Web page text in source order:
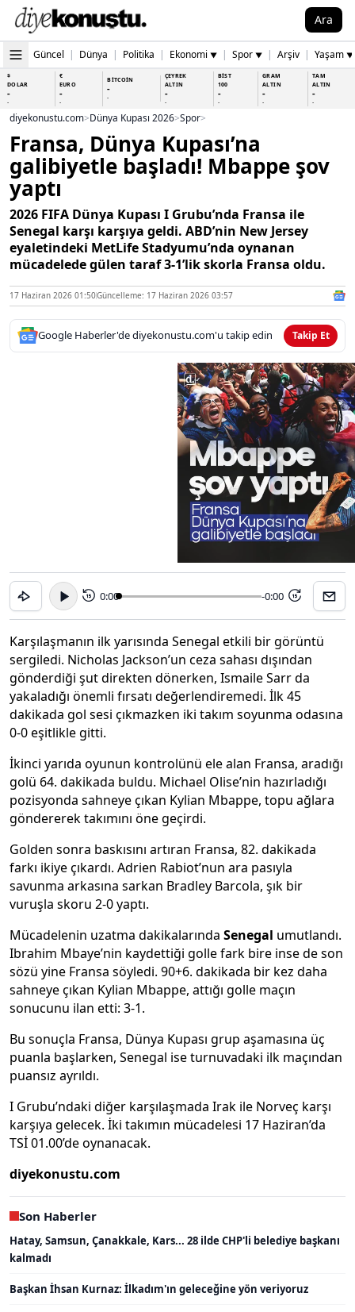
Ara
Güncel | Dünya | Politika | Ekonomi ▼ | Spor ▼ | Arşiv | Yaşam ▼
$
DOLAR
-
-
€
EURO
-
-
BİTCOİN
-
-
ÇEYREK
ALTIN
-
-
BİST
100
-
-
GRAM
ALTIN
-
-
TAM
ALTIN
-
-
diyekonustu.com>Dünya Kupası 2026>Spor>
Fransa, Dünya Kupası’na
galibiyetle başladı! Mbappe şov
yaptı
2026 FIFA Dünya Kupası I Grubu’nda Fransa ile
Senegal karşı karşıya geldi. ABD’nin New Jersey
eyaletindeki MetLife Stadyumu’nda oynanan
mücadelede gülen taraf 3-1’lik skorla Fransa oldu.
17 Haziran 2026 01:50Güncelleme: 17 Haziran 2026 03:57
Google Haberler'de diyekonustu.com'u takip edin Takip Et
15 0:00 -0:00 15
Karşılaşmanın ilk yarısında Senegal etkili bir görüntü
sergiledi. Nicholas Jackson’un ceza sahası dışından
gönderdiği şut direkten dönerken, Ismaile Sarr da
yakaladığı önemli fırsatı değerlendiremedi. İlk 45
dakikada gol sesi çıkmazken iki takım soyunma odasına
0-0 eşitlikle gitti.
İkinci yarıda oyunun kontrolünü ele alan Fransa, aradığı
golü 64. dakikada buldu. Michael Olise’nin hazırladığı
pozisyonda sahneye çıkan Kylian Mbappe, topu ağlara
göndererek takımını öne geçirdi.
Golden sonra baskısını artıran Fransa, 82. dakikada
farkı ikiye çıkardı. Adrien Rabiot’nun ara pasıyla
savunma arkasına sarkan Bradley Barcola, şık bir
vuruşla skoru 2-0 yaptı.
Mücadelenin uzatma dakikalarında Senegal umutlandı.
Ibrahim Mbaye’nin kaydettiği golle fark bire inse de son
sözü yine Fransa söyledi. 90+6. dakikada bir kez daha
sahneye çıkan Kylian Mbappe, attığı golle maçın
sonucunu ilan etti: 3-1.
Bu sonuçla Fransa, Dünya Kupası grup aşamasına üç
puanla başlarken, Senegal ise turnuvadaki ilk maçından
puansız ayrıldı.
I Grubu’ndaki diğer karşılaşmada Irak ile Norveç karşı
karşıya gelecek. İki takımın mücadelesi 17 Haziran’da
TSİ 01.00’de oynanacak.
diyekonustu.com
Son Haberler
Hatay, Samsun, Çanakkale, Kars... 28 ilde CHP'li belediye başkanı
kalmadı
Başkan İhsan Kurnaz: İlkadım'ın geleceğine yön veriyoruz